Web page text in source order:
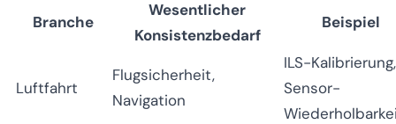
Branche
Wesentlicher
Konsistenzbedarf
Beispiel
Luftfahrt
Flugsicherheit,
Navigation
ILS-Kalibrierung,
Sensor-